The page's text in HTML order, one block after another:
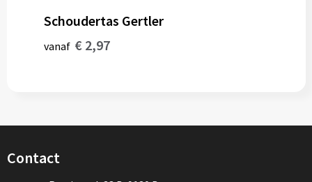
Schoudertas Gertler
vanaf € 2,97
Contact